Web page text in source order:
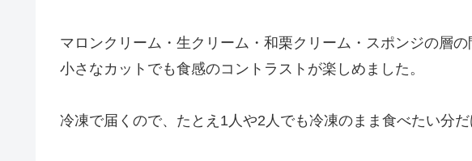
マロンクリーム・生クリーム・和栗クリーム・スポンジの層の
小さなカットでも食感のコントラストが楽しめました。
冷凍で届くので、たとえ1人や2人でも冷凍のまま食べたい分